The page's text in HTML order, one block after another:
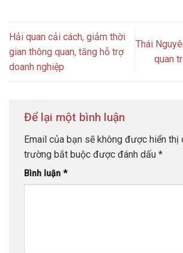
Hải quan cải cách, giảm thời
gian thông quan, tăng hỗ trợ
doanh nghiệp
Thái
quan
Để lại một bình luận
Email của bạn sẽ không được hiển thị
trường bắt buộc được đánh dấu *
Bình luận *